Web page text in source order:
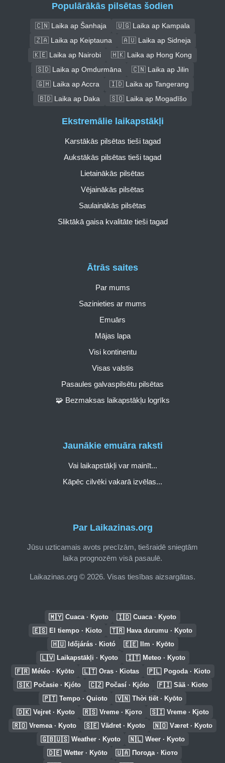
Populārākās pilsētas šodien
🇨🇳 Laika ap Šanhaja
🇺🇬 Laika ap Kampala
🇿🇦 Laika ap Keiptauna
🇦🇺 Laika ap Sidneja
🇰🇪 Laika ap Nairobi
🇭🇰 Laika ap Hong Kong
🇸🇩 Laika ap Omdurmāna
🇨🇳 Laika ap Jilin
🇬🇭 Laika ap Accra
🇮🇩 Laika ap Tangerang
🇧🇩 Laika ap Daka
🇸🇴 Laika ap Mogadīšo
Par Laikazinas.org
Jūsu uzticamais avots precīzām, tiešraidē sniegtām
laika prognozēm visā pasaulē.
Laikazinas.org © 2026. Visas tiesības aizsargātas.
Ātrās saites
Par mums
Sazinieties ar mums
Emuārs
Mājas lapa
Visi kontinentu
Visas valstis
Pasaules galvaspilsētu pilsētas
🧩 Bezmaksas laikapstākļu logrīks
Ekstremālie laikapstākļi
Karstākās pilsētas tieši tagad
Aukstākās pilsētas tieši tagad
Lietainākās pilsētas
Vējainākās pilsētas
Saulainākās pilsētas
Sliktākā gaisa kvalitāte tieši tagad
Jaunākie emuāra raksti
Vai laikapstākļi var mainīt...
Kāpēc cilvēki vakarā izvēlas...
🇲🇾 Cuaca · Kyoto 🇮🇩 Cuaca · Kyoto
🇪🇸 El tiempo · Kioto 🇹🇷 Hava durumu · Kyoto
🇭🇺 Időjárás · Kiotó 🇪🇪 Ilm · Kyōto
🇱🇻 Laikapstākļi · Kyoto 🇮🇹 Meteo · Kyoto
🇫🇷 Météo · Kyōto 🇱🇹 Oras · Kiotas 🇵🇱 Pogoda · Kioto
🇸🇰 Počasie · Kjóto 🇨🇿 Počasí · Kjóto 🇫🇮 Sää · Kioto
🇵🇹 Tempo · Quioto 🇻🇳 Thời tiết · Kyōto
🇩🇰 Vejret · Kyoto 🇷🇸 Vreme · Кјото 🇸🇮 Vreme · Kjoto
🇷🇴 Vremea · Kyoto 🇸🇪 Vädret · Kyoto 🇳🇴 Været · Kyoto
🇬🇧🇺🇸 Weather · Kyoto 🇳🇱 Weer · Kyoto
🇩🇪 Wetter · Kyōto 🇺🇦 Погода · Кіото